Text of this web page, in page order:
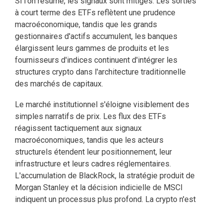
à court terme des ETFs reflètent une prudence
macroéconomique, tandis que les grands
gestionnaires d'actifs accumulent, les banques
élargissent leurs gammes de produits et les
fournisseurs d'indices continuent d'intégrer les
structures crypto dans l'architecture traditionnelle
des marchés de capitaux.
Le marché institutionnel s'éloigne visiblement des
simples narratifs de prix. Les flux des ETFs
réagissent tactiquement aux signaux
macroéconomiques, tandis que les acteurs
structurels étendent leur positionnement, leur
infrastructure et leurs cadres réglementaires.
L'accumulation de BlackRock, la stratégie produit de
Morgan Stanley et la décision indicielle de MSCI
indiquent un processus plus profond. La crypto n'est